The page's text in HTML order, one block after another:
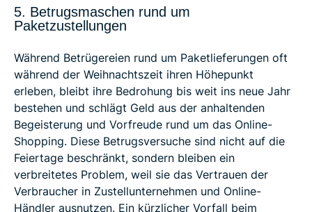
5. Betrugsmaschen rund um
Paketzustellungen
Während Betrügereien rund um Paketlieferungen oft
während der Weihnachtszeit ihren Höhepunkt
erleben, bleibt ihre Bedrohung bis weit ins neue Jahr
bestehen und schlägt Geld aus der anhaltenden
Begeisterung und Vorfreude rund um das Online-
Shopping. Diese Betrugsversuche sind nicht auf die
Feiertage beschränkt, sondern bleiben ein
verbreitetes Problem, weil sie das Vertrauen der
Verbraucher in Zustellunternehmen und Online-
Händler ausnutzen. Ein kürzlicher Vorfall beim